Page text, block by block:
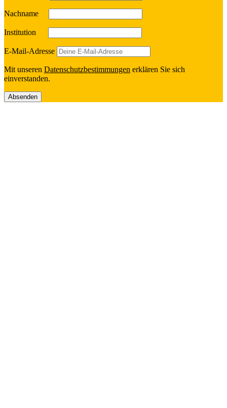
Nach­name
Insti­tu­tion
E‑Mail-Adresse
Mit unseren Daten­schutz­be­stim­mun­gen erklä­ren Sie sich
einverstanden.